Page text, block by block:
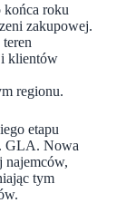
roku
zakupowej.
klientów
regionu.
etapu
GLA. Nowa
najemców,
tym